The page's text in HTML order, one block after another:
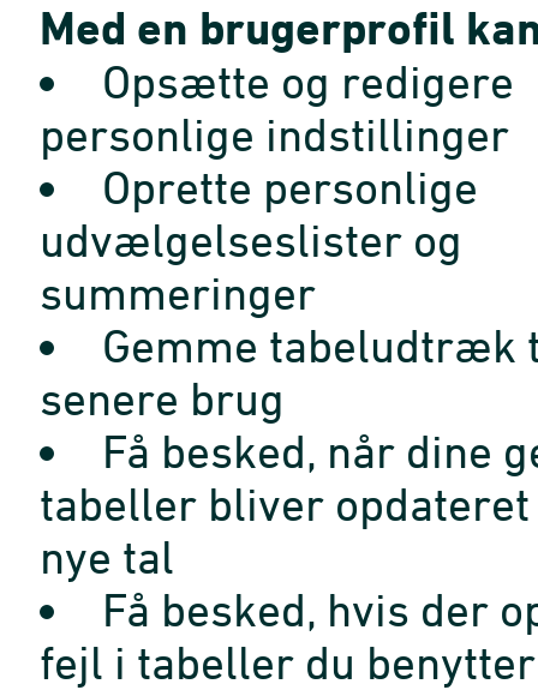
Med en brugerprofil
Opsætte og redigere
personlige indstillinger
Oprette personlige
udvælgelseslister og
summeringer
Gemme tabeludtræk
senere brug
Få besked, når dine
tabeller bliver opdateret
nye tal
Få besked, hvis der
fejl i tabeller du benytter